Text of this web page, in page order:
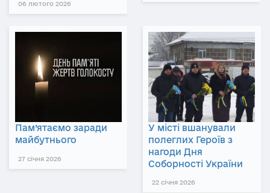
06 лютого 2026
Пам’ятаємо заради
майбутнього
27 січня 2026
У місті вшанували
полеглих Героїв з
нагоди Дня
Соборності України
22 січня 2026